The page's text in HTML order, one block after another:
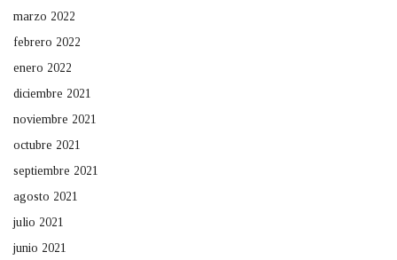
marzo 2022
febrero 2022
enero 2022
diciembre 2021
noviembre 2021
octubre 2021
septiembre 2021
agosto 2021
julio 2021
junio 2021